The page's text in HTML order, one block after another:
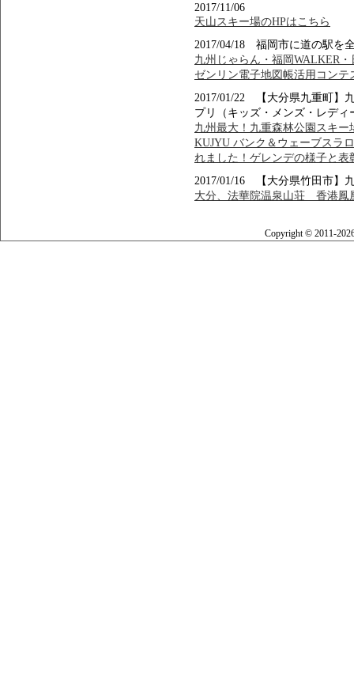
2017/11/06
天山スキー場のHPはこちら
2017/04/18 福岡市に道の駅を
九州じゃらん・福岡WALKER
ゼンリン電子地図帳活用コン
2017/01/22 【大分県九重町】
プリ（キッズ・メンズ・レデ
九州最大！九重森林公園スキー
KUJYU バンク＆ウェーブスラ
れました！ゲレンデの様子と
2017/01/16 【大分県竹田市】
大分、法華院温泉山荘 香港鳳
Copyright © 2011-